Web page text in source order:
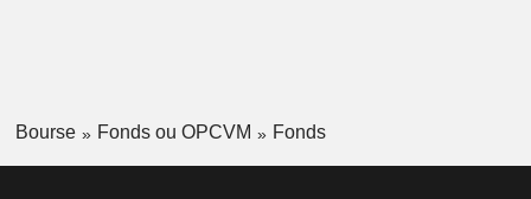
Bourse Fonds ou OPCVM Fonds